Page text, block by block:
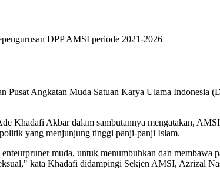
DPP AMSI periode 2021-2026
Pusat Angkatan Muda Satuan Karya Ulama Indonesia
Khadafi Akbar dalam sambutannya mengatakan,
yang menjunjung tinggi panji-panji Islam.
muda, untuk menumbuhkan dan
kata Khadafi didampingi Sekjen AMSI, Azrizal